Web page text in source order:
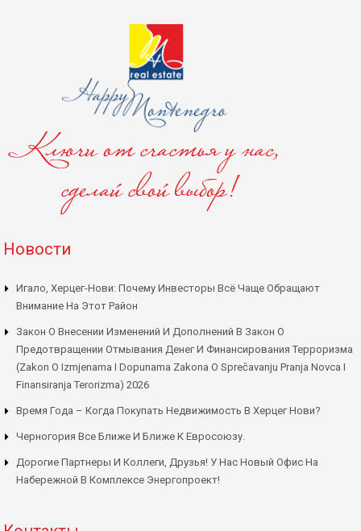
Новости
Игало, Херцег-Нови: Почему Инвесторы Всё Чаще Обращают
Внимание На Этот Район
Закон О Внесении Изменений И Дополнений В Закон О
Предотвращении Отмывания Денег И Финансирования Терроризма
(Zakon O Izmjenama I Dopunama Zakona O Sprečavanju Pranja Novca I
Finansiranja Terorizma) 2026
Время Года – Когда Покупать Недвижимость В Херцег Нови?
Черногория Все Ближе И Ближе К Евросоюзу.
Дорогие Партнеры И Коллеги, Друзья! У Нас Новый Офис На
Набережной В Комплексе Энергопроект!